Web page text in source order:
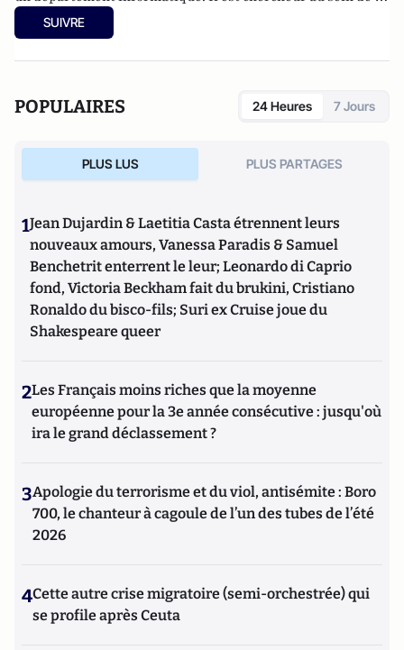
Chaire de cybersécurité & cyberdéfense Saint-Cyr – Thales
-Sogeti et est membre de l'Institut Fredrik Bull.
SUIVRE
POPULAIRES 24 Heures 7 Jours
PLUS LUS PLUS PARTAGES
1Jean Dujardin & Laetitia Casta étrennent leurs
nouveaux amours, Vanessa Paradis & Samuel
Benchetrit enterrent le leur; Leonardo di Caprio
fond, Victoria Beckham fait du brukini, Cristiano
Ronaldo du bisco-fils; Suri ex Cruise joue du
Shakespeare queer
2Les Français moins riches que la moyenne
européenne pour la 3e année consécutive : jusqu'où
ira le grand déclassement ?
3Apologie du terrorisme et du viol, antisémite : Boro
700, le chanteur à cagoule de l’un des tubes de l’été
2026
4Cette autre crise migratoire (semi-orchestrée) qui
se profile après Ceuta